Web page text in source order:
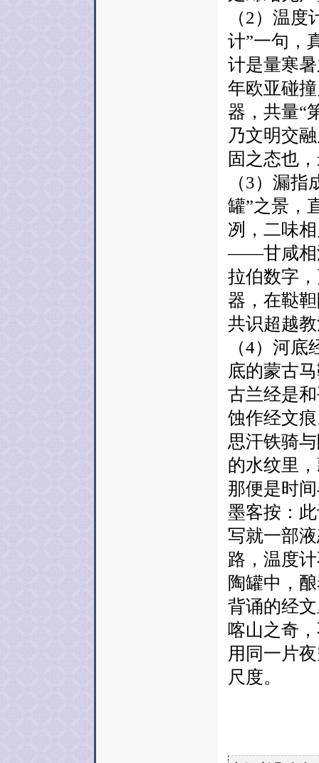
（2）温
计”一句，
计是量寒
年欧亚碰
器，共量“
乃文明交
固之态也
（3）漏
罐”之景，
冽，二味
——甘咸相
拉伯数字
器，在鞑
共识超越
（4）河
底的蒙古
古兰经是
蚀作经文
思汗铁骑
的水纹里
那便是时
墨客按：
写就一部
路，温度
陶罐中，
背诵的经
喀山之奇
用同一片
尺度。